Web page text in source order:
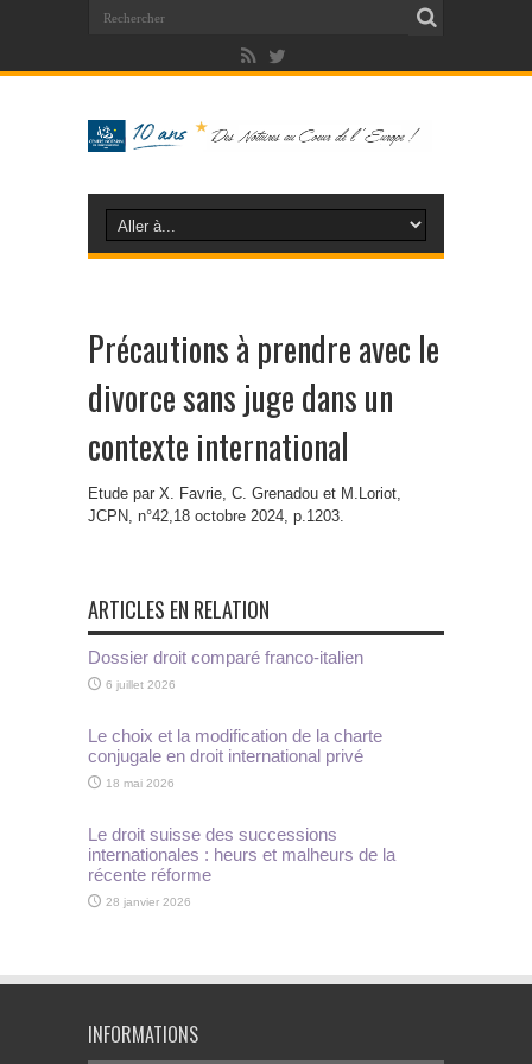
Précautions à prendre avec le
divorce sans juge dans un
contexte international
Etude par X. Favrie, C. Grenadou et M.Loriot,
JCPN, n°42,18 octobre 2024, p.1203.
ARTICLES EN RELATION
Dossier droit comparé franco-italien
6 juillet 2026
Le choix et la modification de la charte
conjugale en droit international privé
18 mai 2026
Le droit suisse des successions
internationales : heurs et malheurs de la
récente réforme
28 janvier 2026
INFORMATIONS